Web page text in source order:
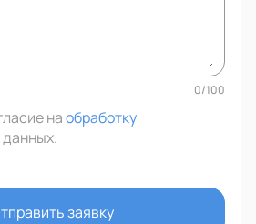
0/100
наобработку
данных.
заявку